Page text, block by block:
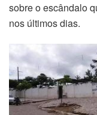
sobre o escândalo
nos últimos dias.